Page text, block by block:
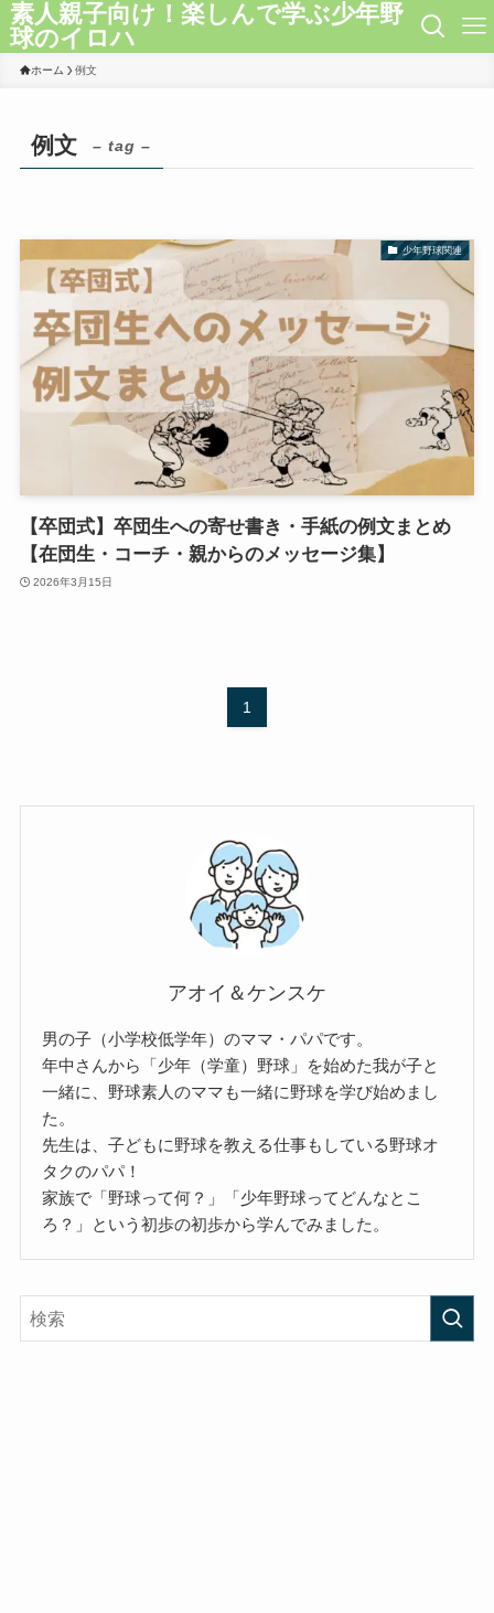
素人親子向け！楽しんで学ぶ少年野
球のイロハ
ホーム 例文
例文 – tag –
少年野球関連
【卒団式】卒団生への寄せ書き・手紙の例文まとめ
【在団生・コーチ・親からのメッセージ集】
2026年3月15日
1
アオイ＆ケンスケ
男の子（小学校低学年）のママ・パパです。
年中さんから「少年（学童）野球」を始めた我が子と
一緒に、野球素人のママも一緒に野球を学び始めまし
た。
先生は、子どもに野球を教える仕事もしている野球オ
タクのパパ！
家族で「野球って何？」「少年野球ってどんなとこ
ろ？」という初歩の初歩から学んでみました。